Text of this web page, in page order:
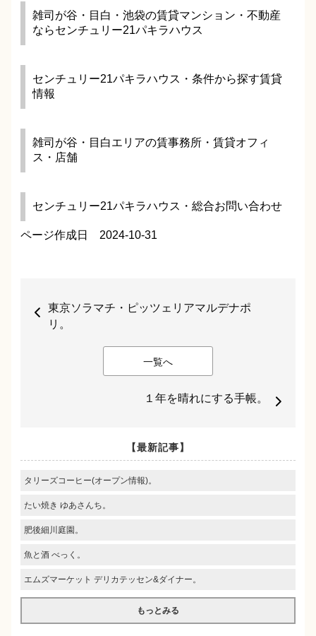
雑司が谷・目白・池袋の賃貸マンション・不動産
ならセンチュリー21パキラハウス
センチュリー21パキラハウス・条件から探す賃貸
情報
雑司が谷・目白エリアの賃事務所・賃貸オフィ
ス・店舗
センチュリー21パキラハウス・総合お問い合わせ
ページ作成日 2024-10-31
東京ソラマチ・ピッツェリアマルデナポ
リ。
一覧へ
１年を晴れにする手帳。
【最新記事】
タリーズコーヒー(オープン情報)。
たい焼き ゆあさんち。
肥後細川庭園。
魚と酒 べっく。
エムズマーケット デリカテッセン&ダイナー。
もっとみる